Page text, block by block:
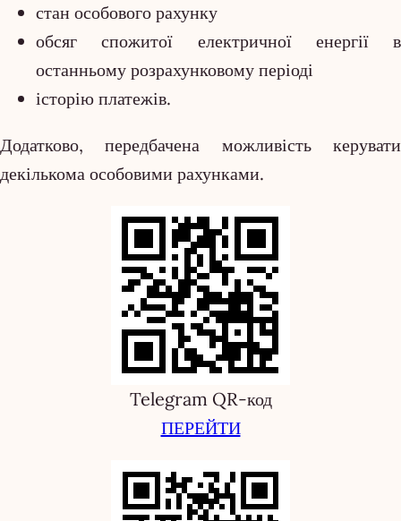
стан особового рахунку
обсяг спожитої електричної енергії в
останньому розрахунковому періоді
історію платежів.
Додатково, передбачена можливість керувати
декількома особовими рахунками.
Telegram QR-код
ПЕРЕЙТИ